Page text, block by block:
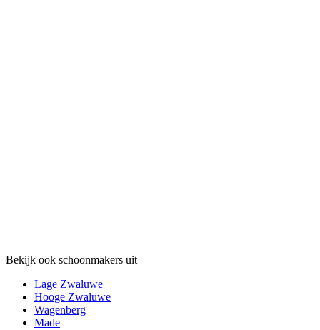
Bekijk ook schoonmakers uit
Lage Zwaluwe
Hooge Zwaluwe
Wagenberg
Made